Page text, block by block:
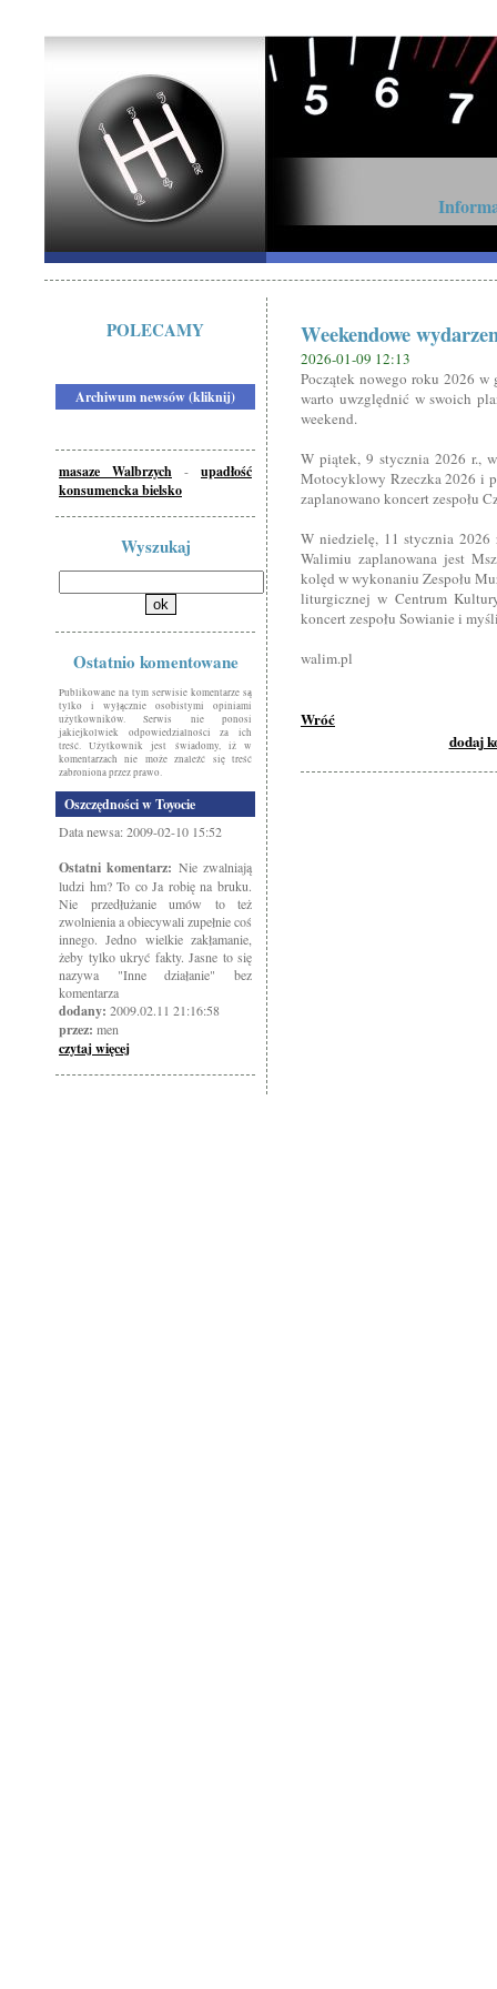
POLECAMY
Archiwum newsów (kliknij)
masaze Walbrzych - upadłość
konsumencka bielsko
Wyszukaj
Ostatnio komentowane
Publikowane na tym serwisie komentarze są
tylko i wyłącznie osobistymi opiniami
użytkowników. Serwis nie ponosi
jakiejkolwiek odpowiedzialności za ich
treść. Użytkownik jest świadomy, iż w
komentarzach nie może znaleźć się treść
zabroniona przez prawo.
Oszczędności w Toyocie
Data newsa: 2009-02-10 15:52
Ostatni komentarz: Nie zwalniają
ludzi hm? To co Ja robię na bruku.
Nie przedłużanie umów to też
zwolnienia a obiecywali zupełnie coś
innego. Jedno wielkie zakłamanie,
żeby tylko ukryć fakty. Jasne to się
nazywa "Inne działanie" bez
komentarza
dodany: 2009.02.11 21:16:58
przez: men
czytaj więcej
Weekendowe
2026-01-09 12:13
Początek nowego roku 2026
warto uwzględnić w swoich
weekend.
W piątek, 9 stycznia 2026 r.,
Motocyklowy Rzeczka 2026 i
zaplanowano koncert zespołu
W niedzielę, 11 stycznia
Walimiu zaplanowana jest
kolęd w wykonaniu Zespołu
liturgicznej w Centrum
koncert zespołu Sowianie i
walim.pl
Wróć
dodaj